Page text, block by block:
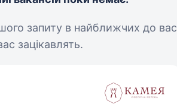
запиту в найближчих до вас
зацікавлять.